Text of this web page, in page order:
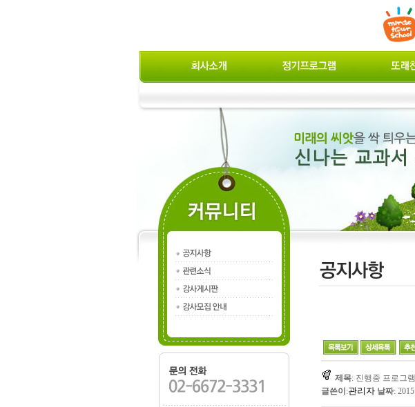
제목: 진행중 프로그
글쓴이 :관리자 날짜: